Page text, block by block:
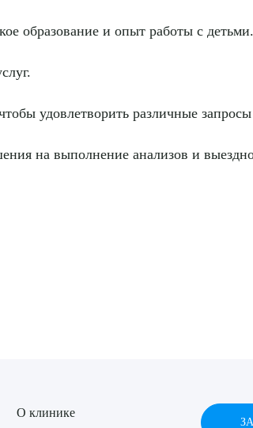
образование и опыт работы с детьми.
удовлетворить различные
на выполнение анализов и
О клинике